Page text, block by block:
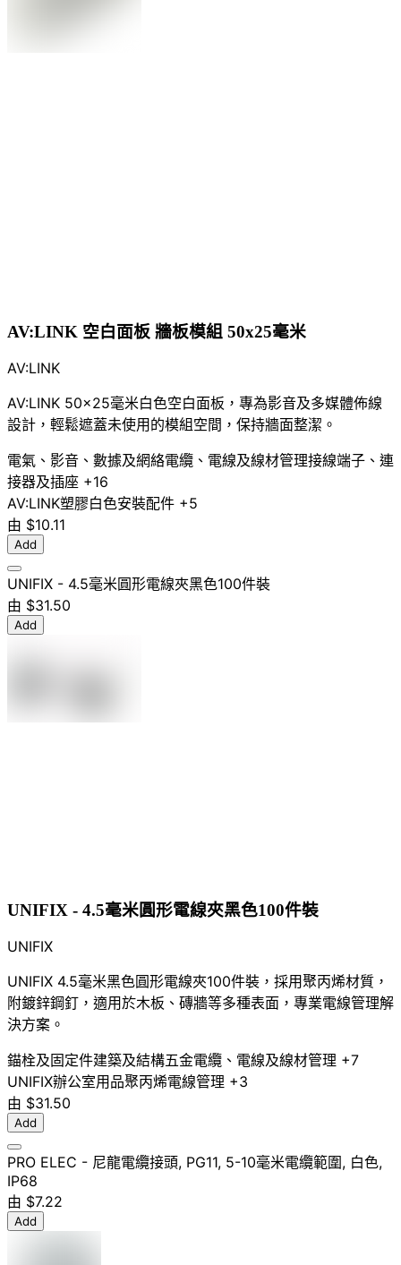
AV:LINK 空白面板 牆板模組 50x25毫米
AV:LINK
AV:LINK 50x25毫米白色空白面板，專為影音及多媒體佈線
設計，輕鬆遮蓋未使用的模組空間，保持牆面整潔。
電氣、影音、數據及網絡電纜、電線及線材管理接線端子、連
接器及插座 +16
AV:LINK塑膠白色安裝配件 +5
由 $10.11
Add
UNIFIX - 4.5毫米圓形電線夾黑色100件裝
由 $31.50
Add
UNIFIX - 4.5毫米圓形電線夾黑色100件裝
UNIFIX
UNIFIX 4.5毫米黑色圓形電線夾100件裝，採用聚丙烯材質，
附鍍鋅鋼釘，適用於木板、磚牆等多種表面，專業電線管理解
決方案。
錨栓及固定件建築及結構五金電纜、電線及線材管理 +7
UNIFIX辦公室用品聚丙烯電線管理 +3
由 $31.50
Add
PRO ELEC - 尼龍電纜接頭, PG11, 5-10毫米電纜範圍, 白色,
IP68
由 $7.22
Add